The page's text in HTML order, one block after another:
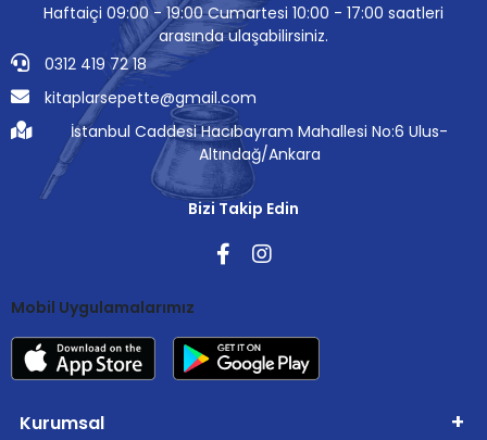
Haftaiçi 09:00 - 19:00 Cumartesi 10:00 - 17:00 saatleri
arasında ulaşabilirsiniz.
0312 419 72 18
kitaplarsepette@gmail.com
İstanbul Caddesi Hacıbayram Mahallesi No:6 Ulus-
Altındağ/Ankara
Bizi Takip Edin
Mobil Uygulamalarımız
Kurumsal